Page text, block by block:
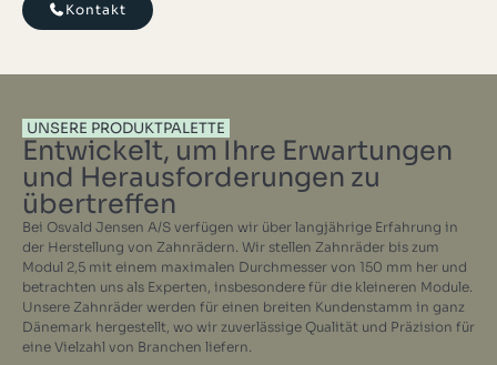
Kontakt
UNSERE PRODUKTPALETTE
Entwickelt, um Ihre Erwartungen
und Herausforderungen zu
übertreffen
Bei Osvald Jensen A/S verfügen wir über langjährige Erfahrung in
der Herstellung von Zahnrädern. Wir stellen Zahnräder bis zum
Modul 2,5 mit einem maximalen Durchmesser von 150 mm her und
betrachten uns als Experten, insbesondere für die kleineren Module.
Unsere Zahnräder werden für einen breiten Kundenstamm in ganz
Dänemark hergestellt, wo wir zuverlässige Qualität und Präzision für
eine Vielzahl von Branchen liefern.